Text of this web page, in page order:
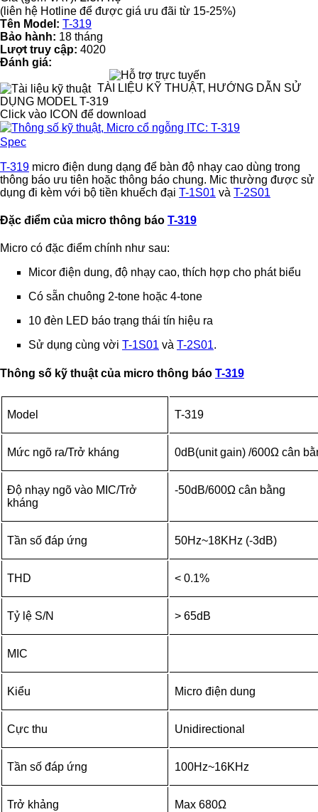
(liên hệ Hotline để được giá ưu đãi từ 15-25%)
Tên Model: T-319
Bảo hành: 18 tháng
Lượt truy cập: 4020
Đánh giá:
TÀI LIỆU KỸ THUẬT, HƯỚNG DẪN SỬ
DỤNG MODEL T-319
Click vào ICON để download
Spec
T-319 micro điện dung dạng để bàn độ nhạy cao dùng trong
thông báo ưu tiên hoặc thông báo chung. Mic thường được sử
dụng đi kèm với bộ tiền khuếch đại T-1S01 và T-2S01
Đặc điểm của micro thông báo T-319
Micro có đặc điểm chính như sau:
Micor điện dung, độ nhạy cao, thích hợp cho phát biểu
Có sẵn chuông 2-tone hoặc 4-tone
10 đèn LED báo trạng thái tín hiệu ra
Sử dụng cùng vời T-1S01 và T-2S01.
Thông số kỹ thuật của micro thông báo T-319
Model T-319
Mức ngõ ra/Trở kháng 0dB(unit gain) /600Ω cân
Độ nhạy ngõ vào MIC/Trở
kháng
-50dB/600Ω cân bằng
Tần số đáp ứng 50Hz~18KHz (-3dB)
THD < 0.1%
Tỷ lệ S/N > 65dB
MIC
Kiểu Micro điện dung
Cực thu Unidirectional
Tần số đáp ứng 100Hz~16KHz
Trở khảng Max 680Ω